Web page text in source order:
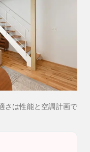
さは性能と空調計画で
時